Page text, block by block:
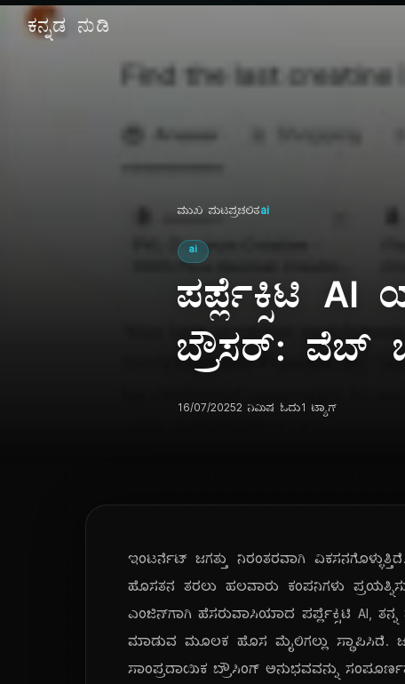
ಕನ್ನಡ ನುಡಿ
ಮುಖ ಪುಟಪ್ರಚಲಿತai
ai
ಪರ್ಪ್ಲೆಕ್ಸಿಟಿ
ಬ್ರೌಸರ್: ವೆಬ್
16/07/20252 ನಿಮಿಷ ಓದು1 ಟ್ಯಾಗ್
ಇಂಟರ್ನೆಟ್ ಜಗತ್ತು ನಿರಂತರವಾಗಿ
ಹೊಸತನ ತರಲು ಹಲವಾರು ಕಂಪನಿಗಳು
ಎಂಜಿನ್‌ಗಾಗಿ ಹೆಸರುವಾಸಿಯಾದ ಪರ್ಪ್ಲೆಕ್ಸಿಟಿ AI,
ಮಾಡುವ ಮೂಲಕ ಹೊಸ ಮೈಲಿಗಲ್ಲು ಸ್ಥಾಪಿಸಿದೆ.
ಸಾಂಪ್ರದಾಯಿಕ ಬ್ರೌಸಿಂಗ್ ಅನುಭವವನ್ನು